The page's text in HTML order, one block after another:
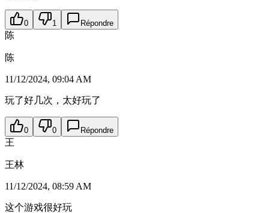
0 1 Répondre
陈
陈
11/12/2024, 09:04 AM
玩了好几次，太好玩了
0 0 Répondre
王
王林
11/12/2024, 08:59 AM
这个游戏很好玩